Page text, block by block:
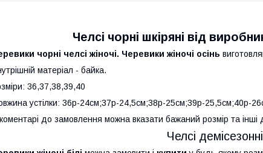
Челсі чорні шкіряні від
чорні челсі жіночі. Черевики жіночі осінь
матеріал - байка.
36,37,38,39,40
устілки: 36р-24см;37р-24,5см;38р-25см;39р-25,5см;40р-
до замовлення можна вказати бажаний розмір та інші
Челсі